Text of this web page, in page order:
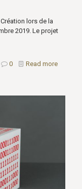
lors de la
2019. Le projet
0 Read more